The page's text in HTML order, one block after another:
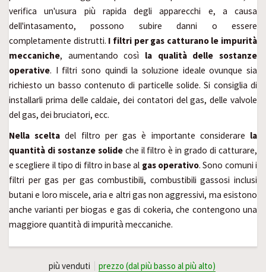
verifica un'usura più rapida degli apparecchi e, a causa
dell'intasamento, possono subire danni o essere
completamente distrutti. I filtri per gas catturano le impurità
meccaniche, aumentando così la qualità delle sostanze
operative. I filtri sono quindi la soluzione ideale ovunque sia
richiesto un basso contenuto di particelle solide. Si consiglia di
installarli prima delle caldaie, dei contatori del gas, delle valvole
del gas, dei bruciatori, ecc.
Nella scelta del filtro per gas è importante considerare la
quantità di sostanze solideche il filtro è in grado di catturare,
e scegliere il tipo di filtro in base al gas operativo. Sono comuni i
filtri per gas per gas combustibili, combustibili gassosi inclusi
butani e loro miscele, aria e altri gas non aggressivi, ma esistono
anche varianti per biogas e gas di cokeria, che contengono una
maggiore quantità di impurità meccaniche.
più venduti
prezzo (dal più basso al più alto)